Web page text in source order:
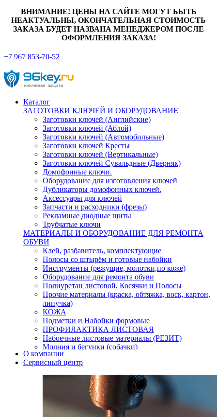
ВНИМАНИЕ! ЦЕНЫ НА САЙТЕ МОГУТ БЫТЬ
НЕАКТУАЛЬНЫ, ОКОНЧАТЕЛЬНАЯ СТОИМОСТЬ
ЗАКАЗА БУДЕТ НАЗВАНА МЕНЕДЖЕРОМ ПОСЛЕ
ОФОРМЛЕНИЯ ЗАКАЗА!
+7 967 853-70-52
Каталог
ЗАГОТОВКИ КЛЮЧЕЙ И ОБОРУДОВАНИЕ
Заготовки ключей (Английские)
Заготовки ключей (Аблой)
Заготовки ключей (Автомобильные)
Заготовки ключей Кресты
Заготовки ключей (Вертикальные)
Заготовки ключей Сувальдные (Дверняк)
Домофонные ключи.
Оборудование для изготовления ключей
Дубликаторы домофонных ключей.
Аксессуары для ключей
Запчасти и расходники (фрезы)
Рекламные диодные щиты
Трубчатые ключи
МАТЕРИАЛЫ И ОБОРУДОВАНИЕ ДЛЯ РЕМОНТА
ОБУВИ
Клей, разбавитель, комплектующие
Полосы со штырём и готовые набойки
Инструменты (режущие, молотки,по коже)
Оборудование для ремонта обуви
Полиуретан листовой, Косячки и Полосы
Прочие материалы (краска, обтяжка, воск, картон,
липучка)
КОЖА
Подметки и Набойки формовые
ПРОФИЛАКТИКА ЛИСТОВАЯ
Набоечные листовые материалы (РЕЗИТ)
Молния и бегунки (собачки)
Нитки,иглы-шило,крючки.
Уход и косметика для обуви
Кнопки (магнитые,кобурные)
Пряжки для ремня
О компании
Сервисный центр